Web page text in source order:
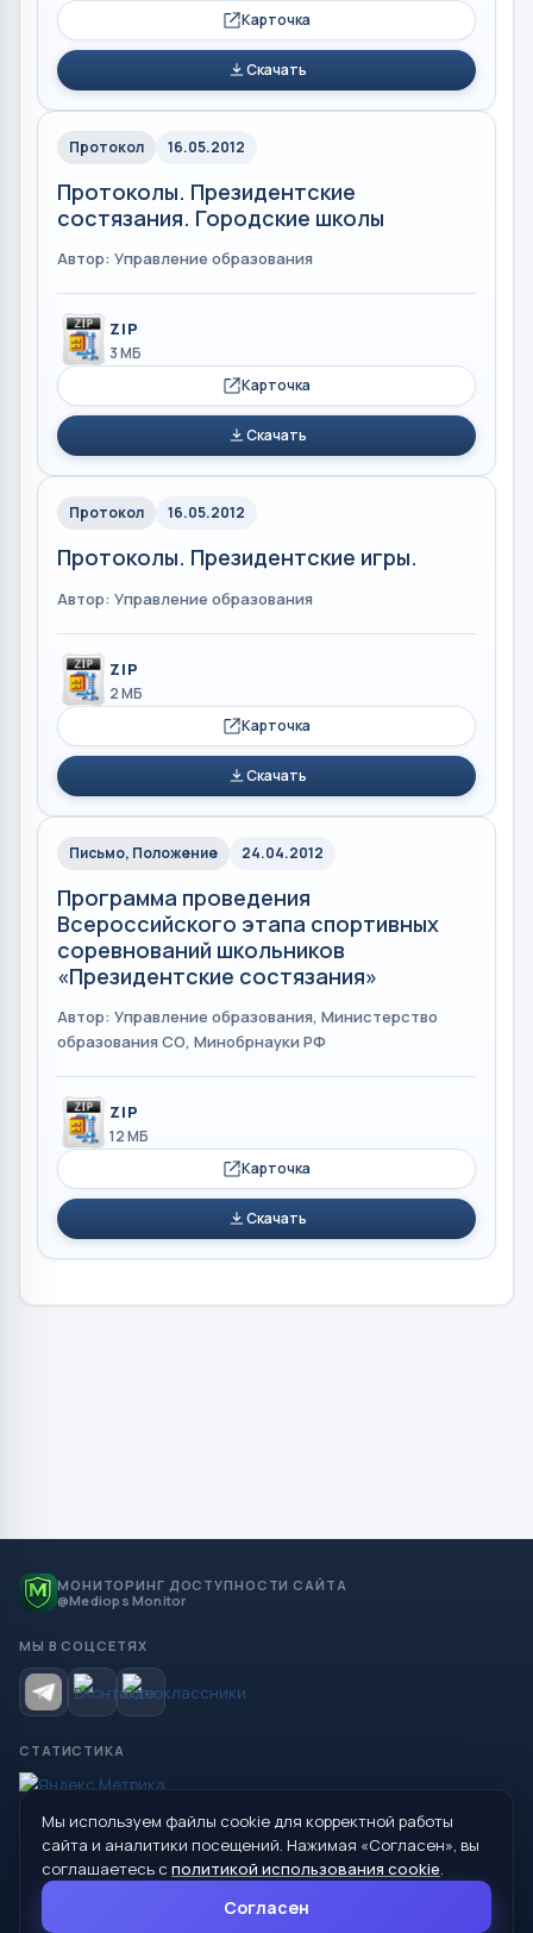
Карточка
Скачать
Протокол 16.05.2012
Протоколы. Президентские
состязания. Городские школы
Автор: Управление образования
ZIP
3 МБ
Карточка
Скачать
Протокол 16.05.2012
Протоколы. Президентские игры.
Автор: Управление образования
ZIP
2 МБ
Карточка
Скачать
Письмо, Положение 24.04.2012
Программа проведения
Всероссийского этапа спортивных
соревнований школьников
«Президентские состязания»
Автор: Управление образования, Министерство
образования СО, Минобрнауки РФ
ZIP
12 МБ
Карточка
Скачать
МОНИТОРИНГ ДОСТУПНОСТИ САЙТА
@Mediops Monitor
МЫ В СОЦСЕТЯХ
СТАТИСТИКА
© 2026 Управление образования Администрации МО
Сухой Лог
624800, Свердловская область, г. Сухой Лог, ул. Кирова, дом 7
8 (34373) 4-33-85
Мы используем файлы cookie для корректной работы
сайта и аналитики посещений. Нажимая «Согласен», вы
соглашаетесь с политикой использования cookie.
Согласен